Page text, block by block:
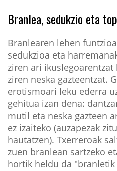
Branlea, sedukzio eta
Branlearen lehen
sedukzioa eta
ziren ari ikuslegoarentzat
ziren neska gazteentzat.
erotismoari leku ederra
gehitua izan dena:
mutil eta neska gazteen
ez izaiteko (auzapezak
hautatzen). Txerreroak
zuen branlean sartzeko
hortik heldu da "branletik